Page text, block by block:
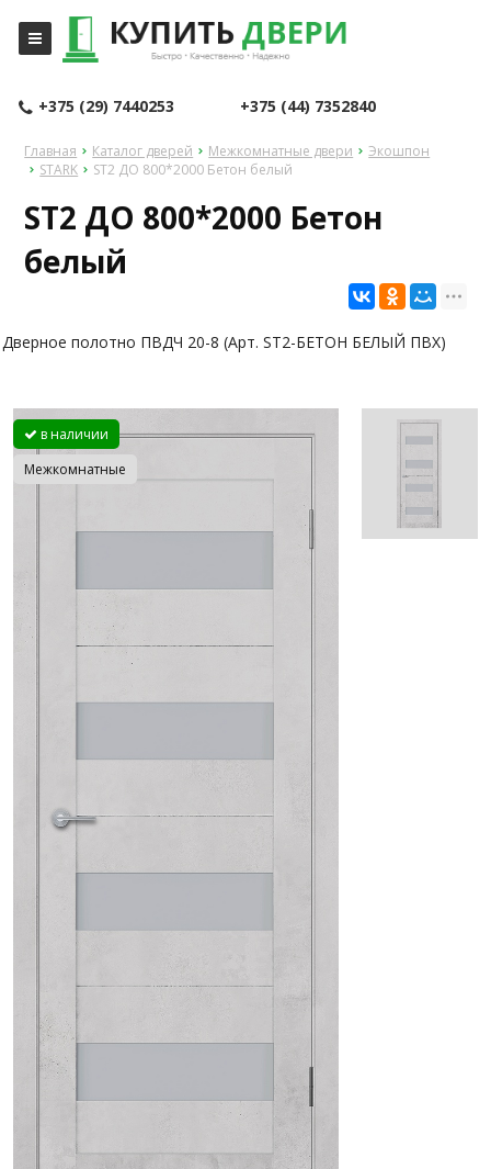
+375 (29) 7440253 +375 (44) 7352840
Главная Каталог дверей Межкомнатные двери
Экошпон
STARK
ST2 ДО 800*2000 Бетон белый
ST2 ДО 800*2000 Бетон
белый
Дверное полотно ПВДЧ 20-8 (Арт. ST2-БЕТОН БЕЛЫЙ ПВХ)
в наличии
Межкомнатные